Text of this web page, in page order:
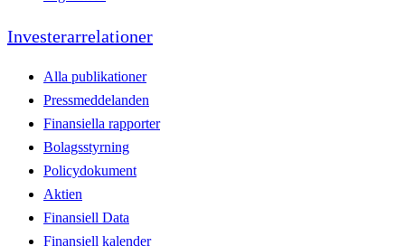
Investerarrelationer
Alla publikationer
Pressmeddelanden
Finansiella rapporter
Bolagsstyrning
Policydokument
Aktien
Finansiell Data
Finansiell kalender